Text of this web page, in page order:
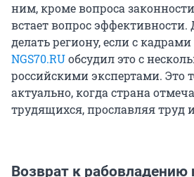
ним, кроме вопроса
встает вопрос эффективности.
делать региону, если с кадрами
NGS70.RUобсудил это с
российскими экспертами. Это
актуально, когда страна
трудящихся, прославляя труд
Возврат к рабовладению